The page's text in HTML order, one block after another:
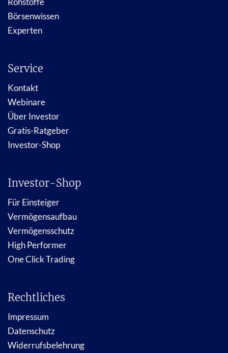
Börsenwissen
Experten
Service
Kontakt
Webinare
Über Investor
Gratis-Ratgeber
Investor-Shop
Investor-Shop
Für Einsteiger
Vermögensaufbau
Vermögensschutz
High Performer
One Click Trading
Rechtliches
Impressum
Datenschutz
Widerrufsbelehrung